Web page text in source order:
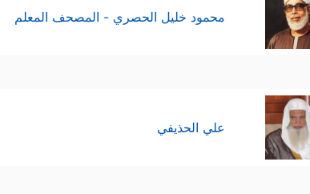
محمود خليل الحصري - المصحف المعلم
علي الحذيفي